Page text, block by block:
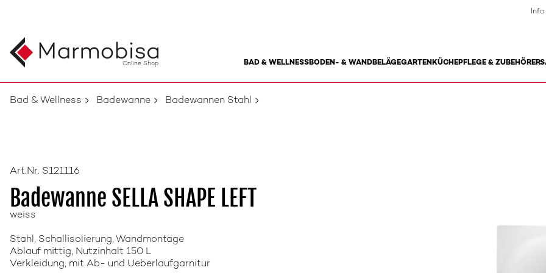
Online Shop BAD & WELLNESSBODEN- & WANDBELÄGEGARTENKÜCHEPFLEGE & ZUBEHÖR
Info
Bad & Wellness Badewanne Badewannen Stahl
Art.Nr. S121116
Badewanne SELLA SHAPE LEFT
weiss
Stahl, Schallisolierung, Wandmontage
Ablauf mittig, Nutzinhalt 150 L
Verkleidung, mit Ab- und Ueberlaufgarnitur